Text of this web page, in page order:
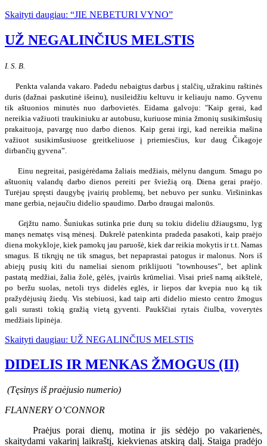
Skaityti daugiau: “JIE NEBETURI VYNO”
UŽ NEGALINČIUS MELSTIS
I. S. B.
Penkta valanda vakaro. Padedu nebaigtus darbus į stalčių, užrakinu raštinės
duris (dažnai paskutinė išeinu), nusileidžiu keltuvu ir keliauju namo. Gyvenu
tik aštuonios minutės nuo darbovietės. Eidama galvoju: "Kaip gerai, kad
nereikia važiuoti traukiniuku ar autobusu, kuriuose minia žmonių susikimšusių
prakaituoja, pavargę nuo darbo dienos. Kaip gerai irgi, kad nereikia mašina
važiuot susikimšusiuose greitkeliuose į priemiesčius, kur daug Čikagoje
dirbančių gyvena”.
Einu negreitai, pasigėrėdama žaliais medžiais, mėlynu dangum. Smagu po
aštuonių valandų darbo dienos pereiti per šviežią orą. Diena gerai praėjo.
Turėjau spręsti daugybę įvairių problemų, bet nebuvo per sunku. Viršininkas
mane gerbia, nejaučiu didelio spaudimo. Darbo draugai malonūs.
Grįžtu namo. Šuniukas sutinka prie durų su tokiu dideliu džiaugsmu, lyg
manęs nematęs visą mėnesį. Dukrelė patenkinta pradeda pasakoti, kaip praėjo
diena mokykloje, kiek pamokų jau paruošė, kiek dar reikia mokytis ir t.t. Namas
smagus. Iš tikrųjų ne tik smagus, bet nepaprastai patogus ir malonus. Nors iš
abiejų pusių kiti du nameliai sienom priklijuoti "townhouses”, bet aplink
pastatą medžiai, žalia žolė, gėlės, įvairūs krūmeliai. Visai prieš namą aikštelė,
po beržu suolas, netoli trys didelės eglės, ir liepos dar kvepia nuo ką tik
pražydėjusių žiedų. Vis stebiuosi, kad taip arti didelio miesto centro žmogus
gali surasti tokią gražią vietą gyventi. Paukščiai rytais čiulba, voverytės
medžiais lipinėja.
Skaityti daugiau: UŽ NEGALINČIUS MELSTIS
DIDELIS IR MENKAS ŽMOGUS (II)
(Tęsinys iš praėjusio numerio)
FLANNERY O’CONNOR
Praėjus porai dienų, motina ir jis sėdėjo po vakarienės,
skaitydami vakarinį laikraštį, kiekvienas atskirą dalį. Staiga pradėjo